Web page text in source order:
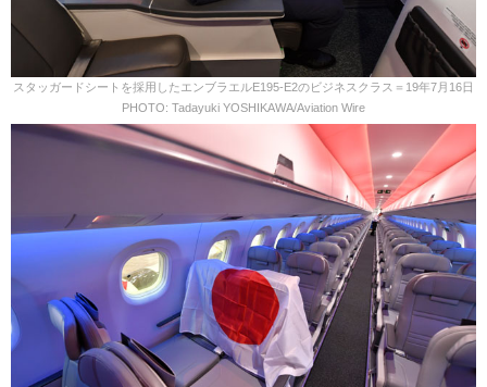
スタッガードシートを採用したエンブラエルE195-E2のビジネスクラス＝19年7月16日
PHOTO: Tadayuki YOSHIKAWA/Aviation Wire